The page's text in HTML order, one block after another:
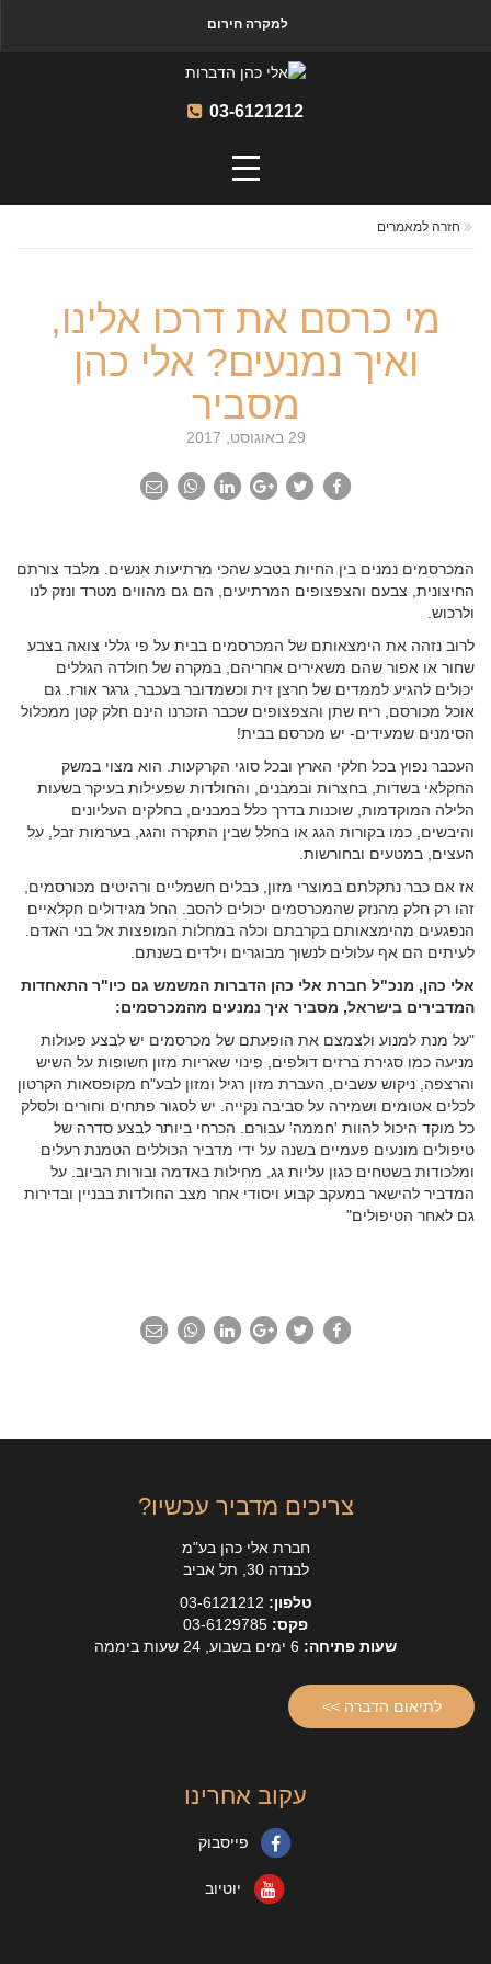
03-6121212
למקרה חירום
חזרה למאמרים
מי כרסם את דרכו אלינו,
ואיך נמנעים? אלי כהן
מסביר
29 באוגוסט, 2017
המכרסמים נמנים בין החיות בטבע שהכי מרתיעות אנשים. מלבד צורתם
החיצונית, צבעם והצפצופים המרתיעים, הם גם מהווים מטרד ונזק לנו
ולרכוש.
לרוב נזהה את הימצאותם של המכרסמים בבית על פי גללי צואה בצבע
שחור או אפור שהם משאירים אחריהם, במקרה של חולדה הגללים
יכולים להגיע לממדים של חרצן זית וכשמדובר בעכבר, גרגר אורז. גם
אוכל מכורסם, ריח שתן והצפצופים שכבר הזכרנו הינם חלק קטן ממכלול
הסימנים שמעידים- יש מכרסם בבית!
העכבר נפוץ בכל חלקי הארץ ובכל סוגי הקרקעות. הוא מצוי במשק
החקלאי בשדות, בחצרות ובמבנים, והחולדות שפעילות בעיקר בשעות
הלילה המוקדמות, שוכנות בדרך כלל במבנים, בחלקים העליונים
והיבשים, כמו בקורות הגג או בחלל שבין התקרה והגג, בערמות זבל, על
העצים, במטעים ובחורשות.
אז אם כבר נתקלתם במוצרי מזון, כבלים חשמליים ורהיטים מכורסמים,
זהו רק חלק מהנזק שהמכרסמים יכולים להסב. החל מגידולים חקלאיים
הנפגעים מהימצאותם בקרבתם וכלה במחלות המופצות אל בני האדם.
לעיתים הם אף עלולים לנשוך מבוגרים וילדים בשנתם.
אלי כהן, מנכ"ל חברת אלי כהן הדברות המשמש גם כיו"ר התאחדות
המדבירים בישראל, מסביר איך נמנעים מהמכרסמים:
"על מנת למנוע ולצמצם את הופעתם של מכרסמים יש לבצע פעולות
מניעה כמו סגירת ברזים דולפים, פינוי שאריות מזון חשופות על השיש
והרצפה, ניקוש עשבים, העברת מזון רגיל ומזון לבע"ח מקופסאות הקרטון
לכלים אטומים ושמירה על סביבה נקייה. יש לסגור פתחים וחורים ולסלק
כל מוקד היכול להוות 'חממה' עבורם. הכרחי ביותר לבצע סדרה של
טיפולים מונעים פעמיים בשנה על ידי מדביר הכוללים הטמנת רעלים
ומלכודות בשטחים כגון עליות גג, מחילות באדמה ובורות הביוב. על
המדביר להישאר במעקב קבוע ויסודי אחר מצב החולדות בבניין ובדירות
גם לאחר הטיפולים"
צריכים מדביר עכשיו?
חברת אלי כהן בע"מ
לבנדה 30, תל אביב
טלפון:
פקס:
שעות פתיחה:
לתיאום הדברה >>
עקוב אחרינו
פייסבוק
יוטיוב